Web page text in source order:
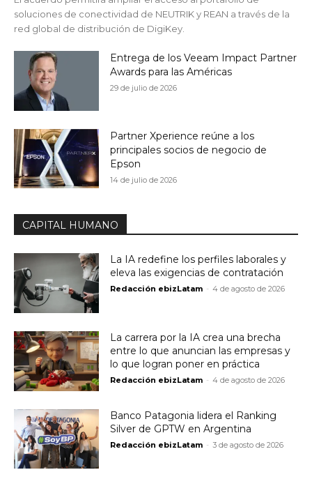
soluciones de conectividad de NEUTRIK y REAN a través de la
red global de distribución de DigiKey.
Entrega de los Veeam Impact Partner
Awards para las Américas
29 de julio de 2026
Partner Xperience reúne a los
principales socios de negocio de
Epson
14 de julio de 2026
CAPITAL HUMANO
La IA redefine los perfiles laborales y
eleva las exigencias de contratación
Redacción ebizLatam - 4 de agosto de 2026
La carrera por la IA crea una brecha
entre lo que anuncian las empresas y
lo que logran poner en práctica
Redacción ebizLatam - 4 de agosto de 2026
Banco Patagonia lidera el Ranking
Silver de GPTW en Argentina
Redacción ebizLatam - 3 de agosto de 2026